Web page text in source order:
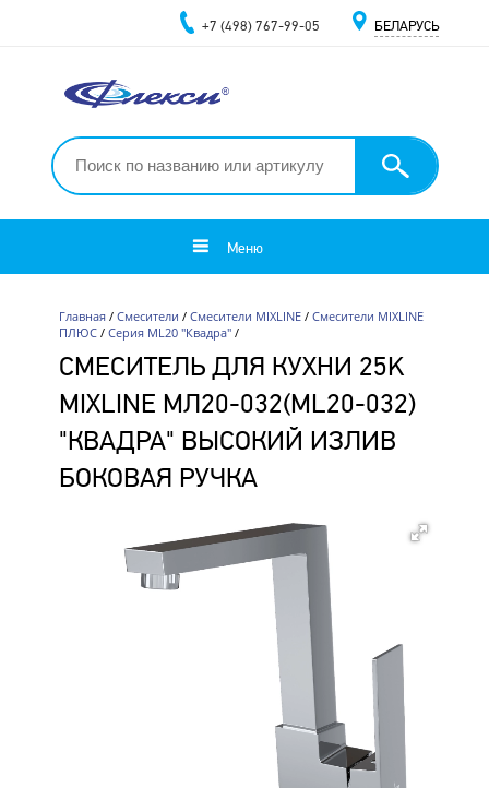
+7 (498) 767-99-05 БЕЛАРУСЬ
Меню
Главная/ Смесители / Смесители MIXLINE/ Смесители MIXLINE
ПЛЮС/ Серия ML20 "Квадра"/
СМЕСИТЕЛЬ ДЛЯ КУХНИ 25K
MIXLINE МЛ20-032(ML20-032)
"КВАДРА" ВЫСОКИЙ ИЗЛИВ
БОКОВАЯ РУЧКА